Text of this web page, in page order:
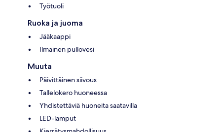
Työtuoli
Ruoka ja juoma
Jääkaappi
Ilmainen pullovesi
Muuta
Päivittäinen siivous
Tallelokero huoneessa
Yhdistettäviä huoneita saatavilla
LED-lamput